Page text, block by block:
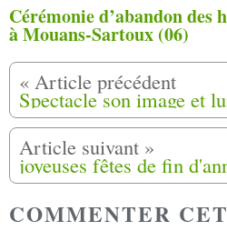
Cérémonie d’abandon
à Mouans-Sartoux (06)
COMMENTER